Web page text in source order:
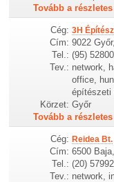
Tovább a
Cég: 3H
Cím: 9022
Tel.: (95)
Tev.: network,
office,
építészeti
Körzet: Győr
Tovább a
Cég: Reidea Bt.
Cím: 6500
Tel.: (20)
Tev.: network,